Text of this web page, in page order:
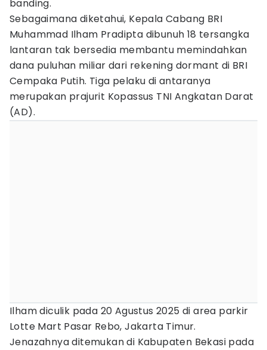
banding.
Sebagaimana diketahui, Kepala Cabang BRI
Muhammad Ilham Pradipta dibunuh 18 tersangka
lantaran tak bersedia membantu memindahkan
dana puluhan miliar dari rekening dormant di BRI
Cempaka Putih. Tiga pelaku di antaranya
merupakan prajurit Kopassus TNI Angkatan Darat
(AD).
Ilham diculik pada 20 Agustus 2025 di area parkir
Lotte Mart Pasar Rebo, Jakarta Timur.
Jenazahnya ditemukan di Kabupaten Bekasi pada